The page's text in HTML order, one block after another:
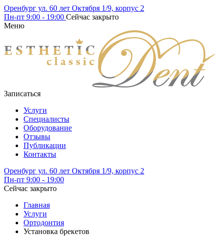
Оренбург ул. 60 лет Октября 1/9, корпус 2
Пн-пт 9:00 - 19:00 Сейчас закрыто
Меню
Записаться
Услуги
Специалисты
Оборудование
Отзывы
Публикации
Контакты
Оренбург ул. 60 лет Октября 1/9, корпус 2
Пн-пт 9:00 - 19:00
Сейчас закрыто
Главная
Услуги
Ортодонтия
Установка брекетов